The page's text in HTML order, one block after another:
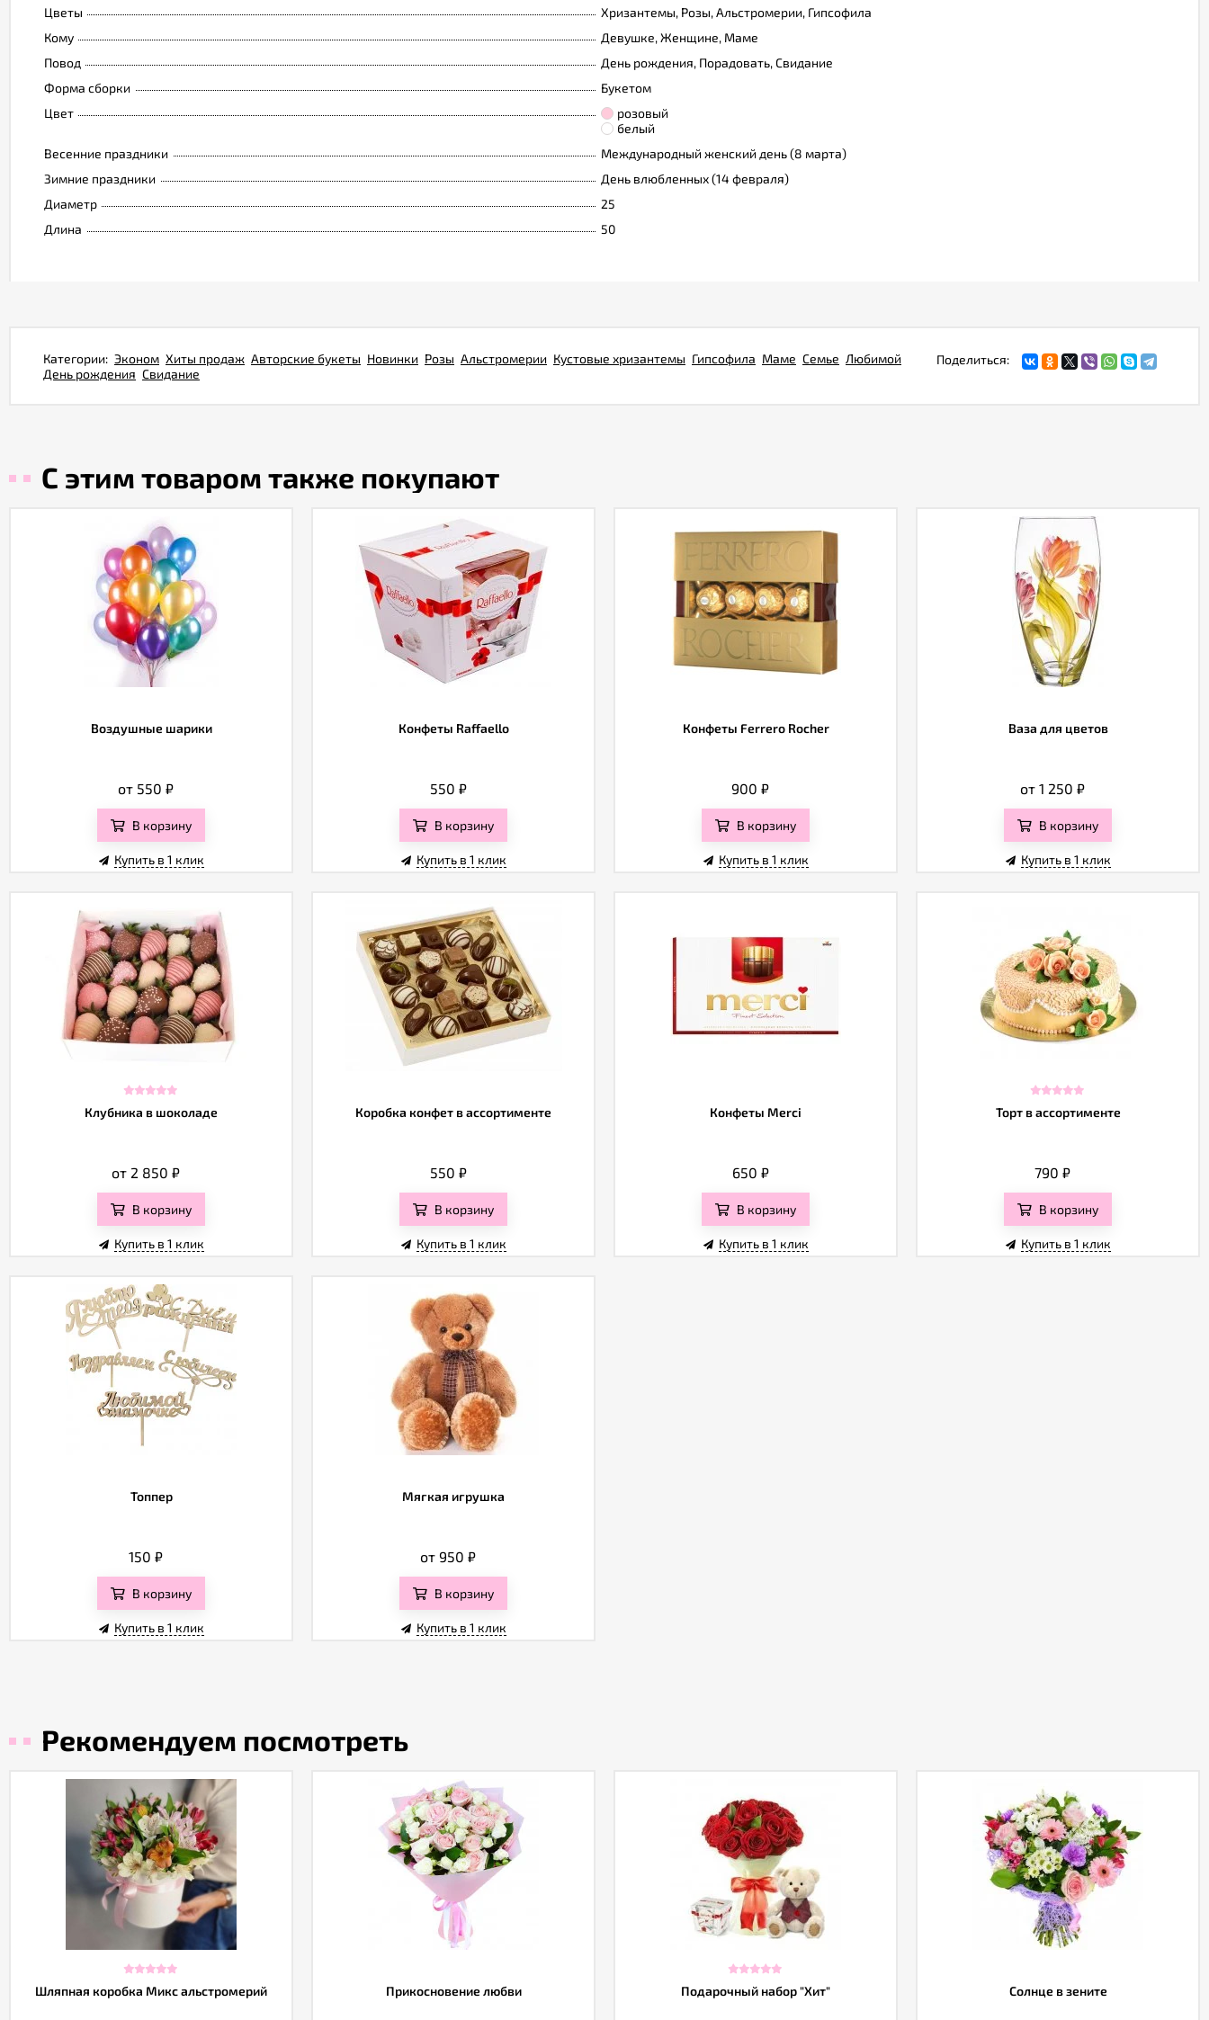
Цветы
Хризантемы, Розы, Альстромерии, Гипсофила
Кому
Девушке, Женщине, Маме
Повод
День рождения, Порадовать, Свидание
Форма сборки
Букетом
Цвет
розовый
белый
Весенние праздники
Международный женский день (8 марта)
Зимние праздники
День влюбленных (14 февраля)
Диаметр
25
Длина
50
Поделиться:
Категории: Эконом Хиты продаж Авторские букеты Новинки Розы Альстромерии Кустовые хризантемы Гипсофила Маме Семье Любимой
День рождения Свидание
С этим товаром также покупают
Воздушные шарики
от 550 ₽
В корзину
Купить в 1 клик
Конфеты Raffaello
550 ₽
В корзину
Купить в 1 клик
Конфеты Ferrero Rocher
900 ₽
В корзину
Купить в 1 клик
Ваза для цветов
от 1 250 ₽
В корзину
Купить в 1 клик
Клубника в шоколаде
от 2 850 ₽
В корзину
Купить в 1 клик
Коробка конфет в ассортименте
550 ₽
В корзину
Купить в 1 клик
Конфеты Merci
650 ₽
В корзину
Купить в 1 клик
Торт в ассортименте
790 ₽
В корзину
Купить в 1 клик
Топпер
150 ₽
В корзину
Купить в 1 клик
Мягкая игрушка
от 950 ₽
В корзину
Купить в 1 клик
Рекомендуем посмотреть
Шляпная коробка Микс альстромерий Прикосновение любви Подарочный набор "Хит" Солнце в зените